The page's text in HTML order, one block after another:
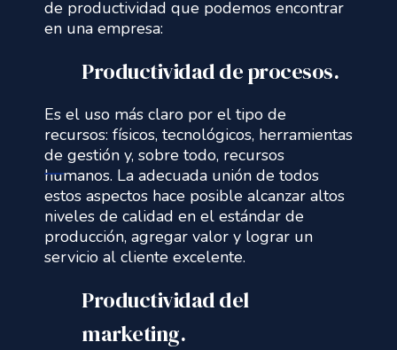
de productividad que podemos encontrar
en una empresa:
Productividad de procesos.
Es el uso más claro por el tipo de
recursos: físicos, tecnológicos, herramientas
de gestión y, sobre todo, recursos
humanos. La adecuada unión de todos
estos aspectos hace posible alcanzar altos
niveles de calidad en el estándar de
producción, agregar valor y lograr un
servicio al cliente excelente.
Productividad del
marketing.